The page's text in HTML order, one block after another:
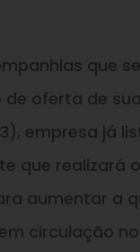
que
oferta de
empresa já
que realizará
aumentar a
circulação